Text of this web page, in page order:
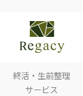
終活・生前整理
サービス